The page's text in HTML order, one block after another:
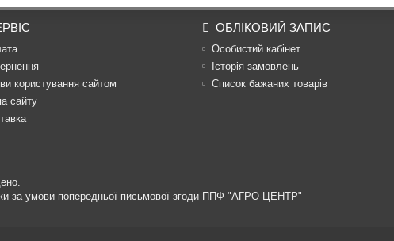
користування сайтом
сайту
ОБЛІКОВИЙ ЗАПИС
Особистий кабінет
Історія замовлень
Список бажаних товарів
за умови попередньої письмової згоди ППФ "АГРО-ЦЕНТР"